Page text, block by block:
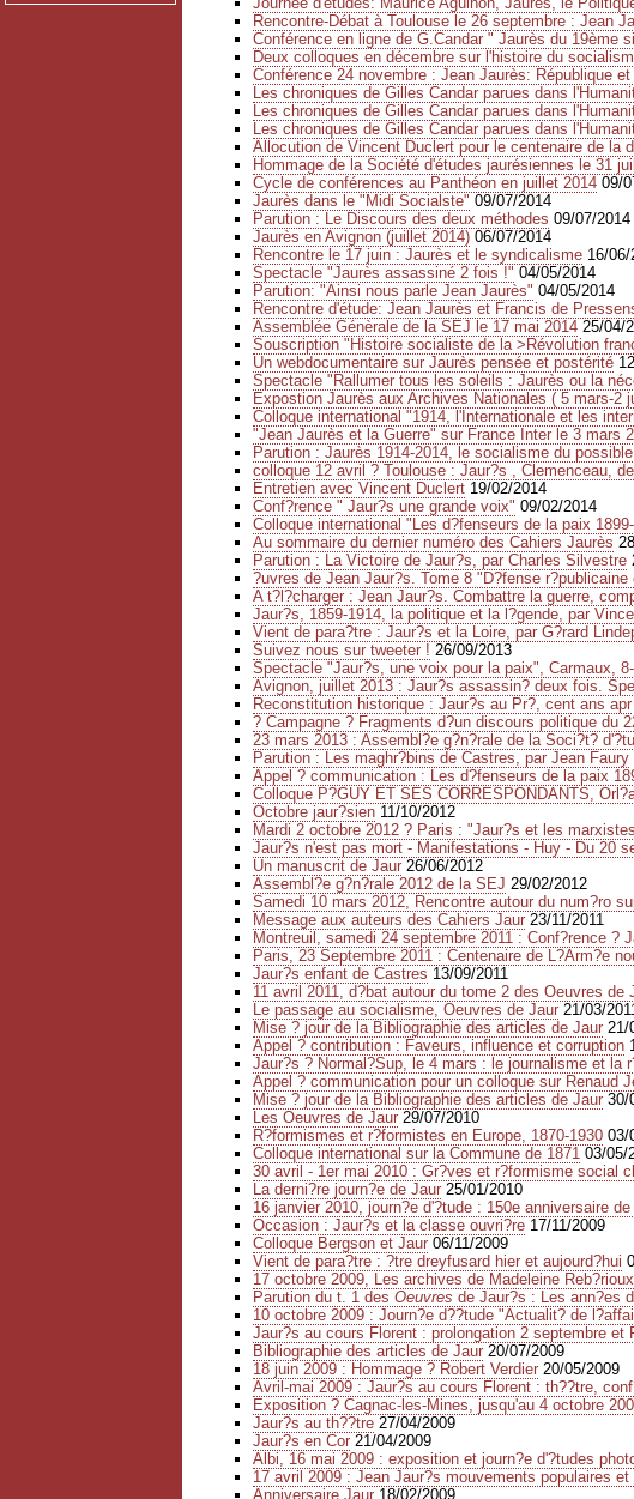
Rencontre-Débat à Toulouse le 26 septembre : Jean
Conférence en ligne de G.Candar " Jaurès du 19ème
Deux colloques en décembre sur l'histoire du
Conférence 24 novembre : Jean Jaurès: République
Les chroniques de Gilles Candar parues dans
Les chroniques de Gilles Candar parues dans
Les chroniques de Gilles Candar parues dans
Allocution de Vincent Duclert pour le centenaire de la
Hommage de la Société d'études jaurésiennes le 31
Cycle de conférences au Panthéon en juillet 2014 09/
Jaurès dans le "Midi Socialste" 09/07/2014
Parution : Le Discours des deux méthodes 09/07/2014
Jaurès en Avignon (juillet 2014) 06/07/2014
Rencontre le 17 juin : Jaurès et le syndicalisme 16/06/
Spectacle "Jaurès assassiné 2 fois !" 04/05/2014
Parution: "Ainsi nous parle Jean Jaurès" 04/05/2014
Rencontre d'étude: Jean Jaurès et Francis de
Assemblée Génèrale de la SEJ le 17 mai 2014 25/04/
Souscription "Histoire socialiste de la >Révolution
Un webdocumentaire sur Jaurès pensée et postérité
Spectacle "Rallumer tous les soleils : Jaurès ou la
Expostion Jaurès aux Archives Nationales ( 5 mars-2
Colloque international "1914, l'Internationale et les
"Jean Jaurès et la Guerre" sur France Inter le 3 mars
Parution : Jaurès 1914-2014, le socialisme du possible
colloque 12 avril ? Toulouse : Jaur?s , Clemenceau,
Entretien avec Vincent Duclert 19/02/2014
Conf?rence " Jaur?s une grande voix" 09/02/2014
Colloque international "Les d?fenseurs de la paix
Au sommaire du dernier numéro des Cahiers Jaurès
Parution : La Victoire de Jaur?s, par Charles Silvestre
?uvres de Jean Jaur?s. Tome 8 "D?fense
A t?l?charger : Jean Jaur?s. Combattre la guerre,
Jaur?s, 1859-1914, la politique et la l?gende, par
Vient de para?tre : Jaur?s et la Loire, par G?rard
Suivez nous sur tweeter ! 26/09/2013
Spectacle "Jaur?s, une voix pour la paix", Carmaux,
Avignon, juillet 2013 : Jaur?s assassin? deux fois.
Reconstitution historique : Jaur?s au Pr?, cent ans apr
? Campagne ? Fragments d?un discours politique du
23 mars 2013 : Assembl?e g?n?rale de la Soci?t?
Parution : Les maghr?bins de Castres, par Jean Faury
Appel ? communication : Les d?fenseurs de la paix
Colloque P?GUY ET SES CORRESPONDANTS,
Octobre jaur?sien 11/10/2012
Mardi 2 octobre 2012 ? Paris : "Jaur?s et les
Jaur?s n'est pas mort - Manifestations - Huy - Du 20
Un manuscrit de Jaur 26/06/2012
Assembl?e g?n?rale 2012 de la SEJ 29/02/2012
Samedi 10 mars 2012, Rencontre autour du num?ro
Message aux auteurs des Cahiers Jaur 23/11/2011
Montreuil, samedi 24 septembre 2011 : Conf?rence ?
Paris, 23 Septembre 2011 : Centenaire de L?Arm?e
Jaur?s enfant de Castres 13/09/2011
11 avril 2011, d?bat autour du tome 2 des Oeuvres de
Le passage au socialisme, Oeuvres de Jaur 21/03/
Mise ? jour de la Bibliographie des articles de Jaur 21/
Appel ? contribution : Faveurs, influence et corruption
Jaur?s ? Normal?Sup, le 4 mars : le journalisme et la
Appel ? communication pour un colloque sur Renaud
Mise ? jour de la Bibliographie des articles de Jaur 30/
Les Oeuvres de Jaur 29/07/2010
R?formismes et r?formistes en Europe, 1870-1930 03/
Colloque international sur la Commune de 1871 03/05/
30 avril - 1er mai 2010 : Gr?ves et r?formisme social
La derni?re journ?e de Jaur 25/01/2010
16 janvier 2010, journ?e d'?tude : 150e anniversaire
Occasion : Jaur?s et la classe ouvri?re 17/11/2009
Colloque Bergson et Jaur 06/11/2009
Vient de para?tre : ?tre dreyfusard hier et aujourd?hui
17 octobre 2009, Les archives de Madeleine Reb?rioux
Parution du t. 1 des Oeuvres de Jaur?s : Les ann?es
10 octobre 2009 : Journ?e d??tude "Actualit? de
Jaur?s au cours Florent : prolongation 2 septembre et
Bibliographie des articles de Jaur 20/07/2009
18 juin 2009 : Hommage ? Robert Verdier 20/05/2009
Avril-mai 2009 : Jaur?s au cours Florent : th??tre,
Exposition ? Cagnac-les-Mines, jusqu'au 4 octobre
Jaur?s au th??tre 27/04/2009
Jaur?s en Cor 21/04/2009
Albi, 16 mai 2009 : exposition et journ?e d'?tudes
17 avril 2009 : Jean Jaur?s mouvements populaires et
Anniversaire Jaur 18/02/2009